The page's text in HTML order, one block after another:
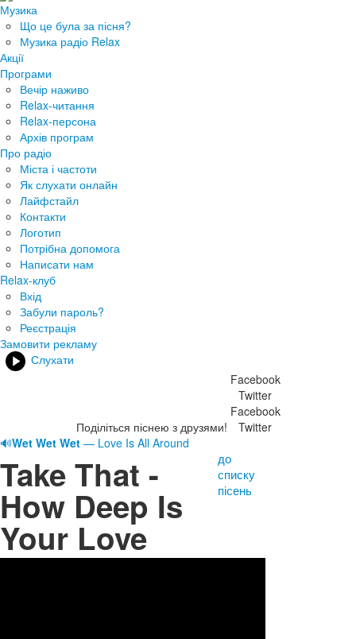
Музика
Що це була за пісня?
Музика радіо Relax
Акції
Програми
Вечір наживо
Relax-читання
Relax-персона
Архів програм
Про радіо
Міста і частоти
Як слухати онлайн
Лайфстайл
Контакти
Логотип
Потрібна допомога
Написати нам
Relax-клуб
Вхід
Забули пароль?
Реєстрація
Замовити рекламу
Слухати
Поділіться піснею з друзями!
Facebook
Twitter
Facebook
Twitter
🔊Wet Wet Wet — Love Is All Around
Take That -
How Deep Is
Your Love
до
списку
пісень